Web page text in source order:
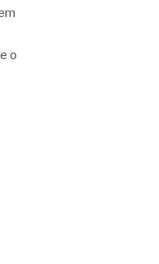
o